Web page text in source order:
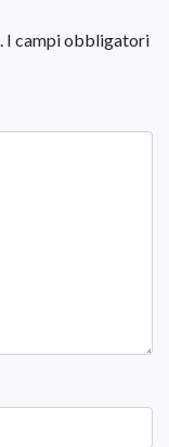
I campi obbligatori